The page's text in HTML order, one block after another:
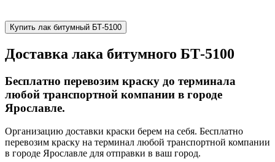
Купить лак битумный БТ-5100
Доставка лака битумного БТ-5100
Бесплатно перевозим краску до терминала
любой транспортной компании в городе
Ярославле.
Организацию доставки краски берем на себя. Бесплатно
перевозим краску на терминал любой транспортной компании
в городе Ярославле для отправки в ваш город.